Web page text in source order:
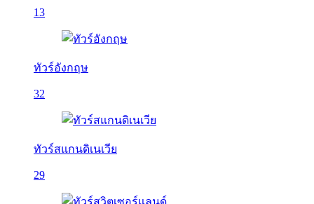
13
ทัวร์อังกฤษ
32
ทัวร์สแกนดิเนเวีย
29